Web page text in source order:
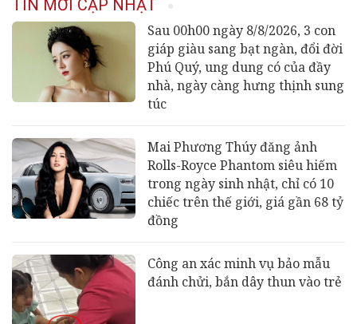
TIN MỚI CẬP NHẬT
Sau 00h00 ngày 8/8/2026, 3 con
giáp giàu sang bạt ngàn, đổi đời
Phú Quý, ung dung có của đầy
nhà, ngày càng hưng thịnh sung
túc
Mai Phương Thúy đăng ảnh
Rolls-Royce Phantom siêu hiếm
trong ngày sinh nhật, chỉ có 10
chiếc trên thế giới, giá gần 68 tỷ
đồng
Công an xác minh vụ bảo mẫu
đánh chửi, bắn dây thun vào trẻ